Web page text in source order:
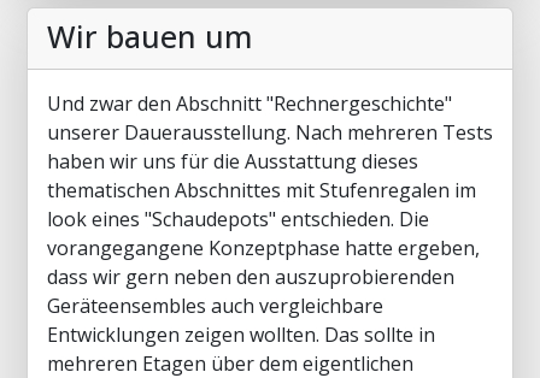
Wir bauen um
Und zwar den Abschnitt "Rechnergeschichte"
unserer Dauerausstellung. Nach mehreren Tests
haben wir uns für die Ausstattung dieses
thematischen Abschnittes mit Stufenregalen im
look eines "Schaudepots" entschieden. Die
vorangegangene Konzeptphase hatte ergeben,
dass wir gern neben den auszuprobierenden
Geräteensembles auch vergleichbare
Entwicklungen zeigen wollten. Das sollte in
mehreren Etagen über dem eigentlichen